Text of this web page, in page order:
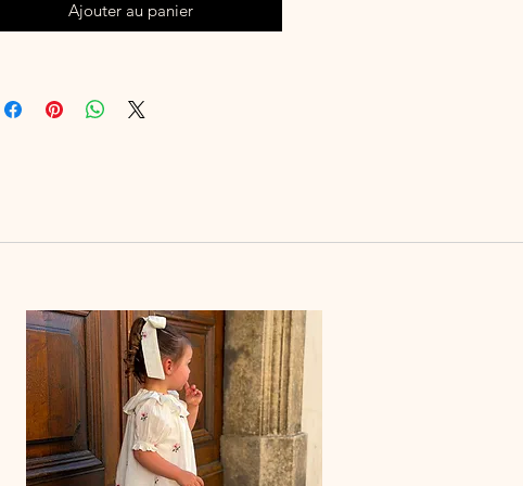
Ajouter au panier